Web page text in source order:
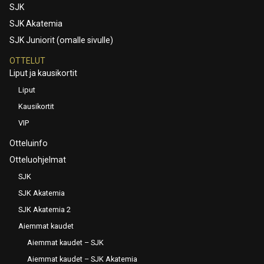
SJK
SJK Akatemia
SJK Juniorit (omalle sivulle)
OTTELUT
Liput ja kausikortit
Liput
Kausikortit
VIP
Otteluinfo
Otteluohjelmat
SJK
SJK Akatemia
SJK Akatemia 2
Aiemmat kaudet
Aiemmat kaudet – SJK
Aiemmat kaudet – SJK Akatemia